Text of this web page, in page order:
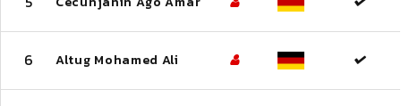
6 Altug Mohamed Ali